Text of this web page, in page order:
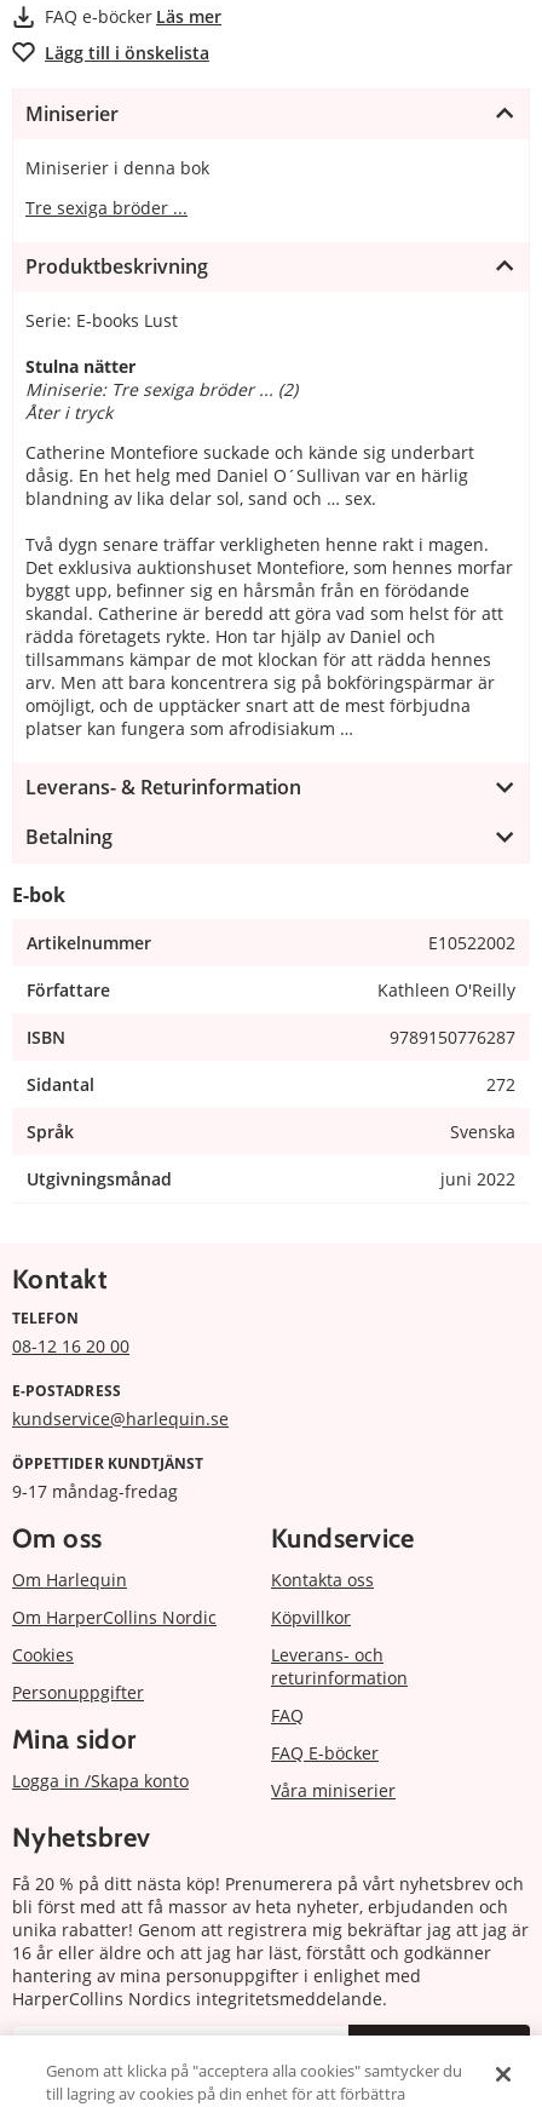
FAQ e-böcker Läs mer
Lägg till i önskelista
Miniserier
Miniserier i denna bok
Tre sexiga bröder ...
Produktbeskrivning
Serie: E-books Lust
Stulna nätter
Miniserie: Tre sexiga bröder ... (2)
Åter i tryck
Catherine Montefiore suckade och kände sig underbart
dåsig. En het helg med Daniel O´Sullivan var en härlig
blandning av lika delar sol, sand och … sex.
Två dygn senare träffar verkligheten henne rakt i magen.
Det exklusiva auktionshuset Montefiore, som hennes morfar
byggt upp, befinner sig en hårsmån från en förödande
skandal. Catherine är beredd att göra vad som helst för att
rädda företagets rykte. Hon tar hjälp av Daniel och
tillsammans kämpar de mot klockan för att rädda hennes
arv. Men att bara koncentrera sig på bokföringspärmar är
omöjligt, och de upptäcker snart att de mest förbjudna
platser kan fungera som afrodisiakum …
Leverans- & Returinformation
Betalning
E-bok
Artikelnummer E10522002
Författare Kathleen O'Reilly
ISBN 9789150776287
Sidantal 272
Språk Svenska
Utgivningsmånad juni 2022
Kontakt
TELEFON
08-12 16 20 00
E-POSTADRESS
kundservice@harlequin.se
ÖPPETTIDER KUNDTJÄNST
9-17 måndag-fredag
Om oss
Om Harlequin
Om HarperCollins Nordic
Cookies
Personuppgifter
Mina sidor
Logga in /Skapa konto
Kundservice
Kontakta oss
Köpvillkor
Leverans- och
returinformation
FAQ
FAQ E-böcker
Våra miniserier
Nyhetsbrev
Få 20 % på ditt nästa köp! Prenumerera på vårt nyhetsbrev och
bli först med att få massor av heta nyheter, erbjudanden och
unika rabatter! Genom att registrera mig bekräftar jag att jag är
16 år eller äldre och att jag har läst, förstått och godkänner
hantering av mina personuppgifter i enlighet med
HarperCollins Nordics integritetsmeddelande.
Genom att klicka på "acceptera alla cookies" samtycker du
till lagring av cookies på din enhet för att förbättra